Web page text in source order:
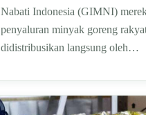
Nabati Indonesia (GIMNI)
penyaluran minyak goreng
didistribusikan langsung oleh…